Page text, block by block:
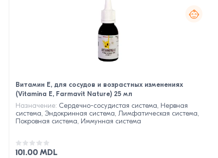
Витамин Е, для сосудов и возрастных изменениях
(Vitamina E, Farmavit Nature) 25 мл
Назначение: Сердечно-сосудистая система, Нервная
система, Эндокринная система, Лимфатическая система,
Покровная система, Иммунная система
101.00 MDL